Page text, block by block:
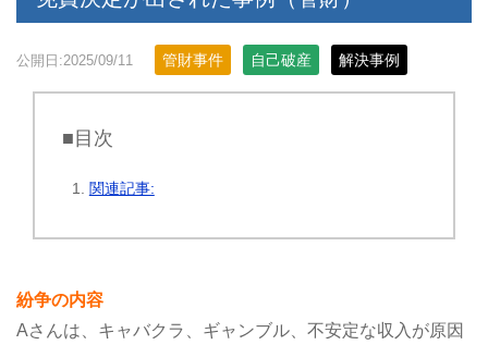
公開日:2025/09/11 管財事件 自己破産 解決事例
■目次
関連記事:
紛争の内容
Aさんは、キャバクラ、ギャンブル、不安定な収入が原因